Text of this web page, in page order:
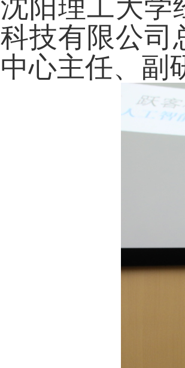
沈阳理工大学
科技有限公司
中心主任、副